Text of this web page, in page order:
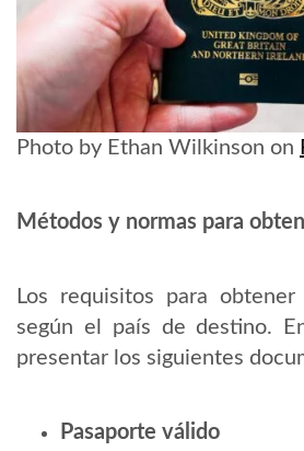
Photo by Ethan Wilkinson on
Métodos y normas para
Los requisitos para
según el país de destino.
presentar los siguientes
Pasaporte válido